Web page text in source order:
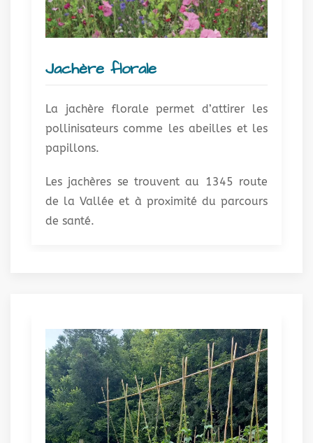
Jachère florale
La jachère florale permet d’attirer les
pollinisateurs comme les abeilles et les
papillons.
Les jachères se trouvent au 1345 route
de la Vallée et à proximité du parcours
de santé.